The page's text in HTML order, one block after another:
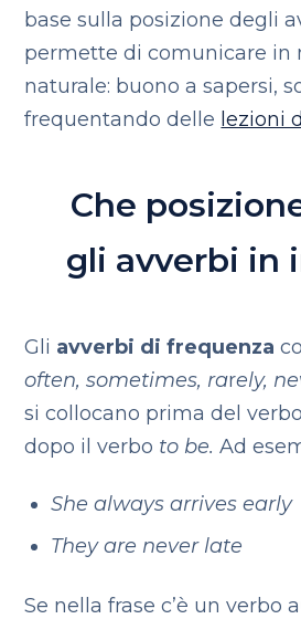
base sulla posizione degli
permette di comunicare in
naturale: buono a sapersi,
frequentando delle lezioni
Che
gli avverbi in
Gli avverbi di frequenza
often, sometimes, rarely,
si collocano prima del
dopo il verbo to be.Ad
She always arrives early
They are never late
Se nella frase c’è un verbo